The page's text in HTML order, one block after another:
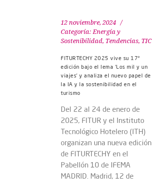
12 noviembre, 2024
Categoría: Energía y
Sostenibilidad, Tendencias, TIC
FITURTECHY 2025 vive su 17ª
edición bajo el lema ‘Los mil y un
viajes’ y analiza el nuevo papel de
la IA y la sostenibilidad en el
turismo
Del 22 al 24 de enero de
2025, FITUR y el Instituto
Tecnológico Hotelero (ITH)
organizan una nueva edición
de FITURTECHY en el
Pabellón 10 de IFEMA
MADRID. Madrid, 12 de